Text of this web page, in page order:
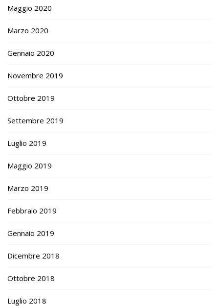
Maggio 2020
Marzo 2020
Gennaio 2020
Novembre 2019
Ottobre 2019
Settembre 2019
Luglio 2019
Maggio 2019
Marzo 2019
Febbraio 2019
Gennaio 2019
Dicembre 2018
Ottobre 2018
Luglio 2018